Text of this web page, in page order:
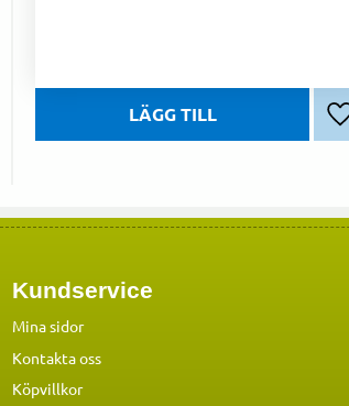
Kundservice
Mina sidor
Kontakta oss
Köpvillkor